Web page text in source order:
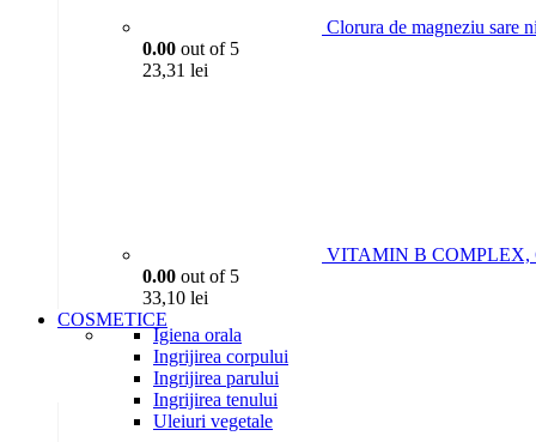
Clorura de magneziu sare
0.00 out of 5
23,31 lei
VITAMIN B COMPLEX,
0.00 out of 5
33,10 lei
COSMETICE
Igiena orala
Ingrijirea corpului
Ingrijirea parului
Ingrijirea tenului
Uleiuri vegetale